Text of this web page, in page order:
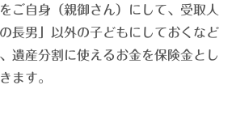
ご自身（親御さん）にして、受取人
長男」以外の子どもにしておくなど
遺産分割に使えるお金を保険金とし
ます。